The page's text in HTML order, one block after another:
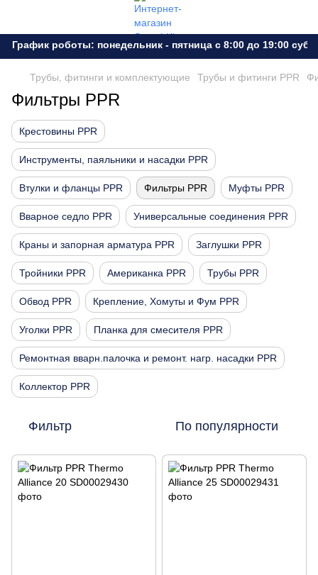
График роботы: понедельник - пятница с 8:00 до 19:00
Трубы, фитинги и комплектующие Трубы и фитинги PPR
Фильтры PPR
Крестовины PPR
Инструменты, паяльники и насадки PPR
Втулки и фланцы PPR Фильтры PPR Муфты PPR
Вварное седло PPR Универсальные соединения PPR
Краны и запорная арматура PPR Заглушки PPR
Тройники PPR Американка PPR Трубы PPR
Обвод PPR Крепление, Хомуты и Фум PPR
Уголки PPR Планка для смесителя PPR
Ремонтная вварн.палочка и ремонт. нагр. насадки PPR
Коллектор PPR
Фильтр По популярности